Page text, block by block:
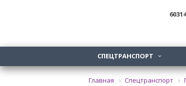
СПЕЦТРАНСПОРТ 
Главная Спецтранспорт